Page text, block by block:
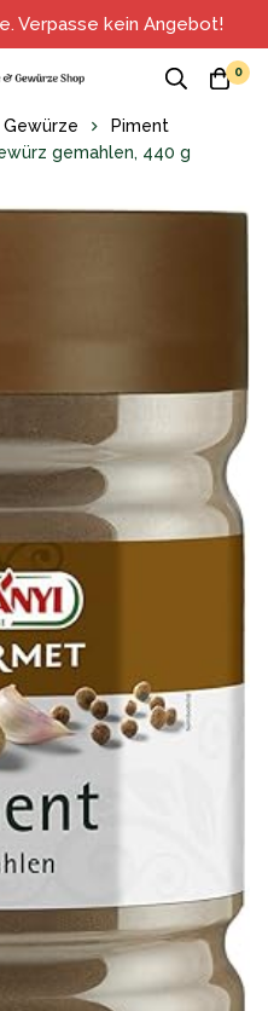
Verpasse kein Angebot!
0
Gewürze
Piment
gemahlen, 440 g